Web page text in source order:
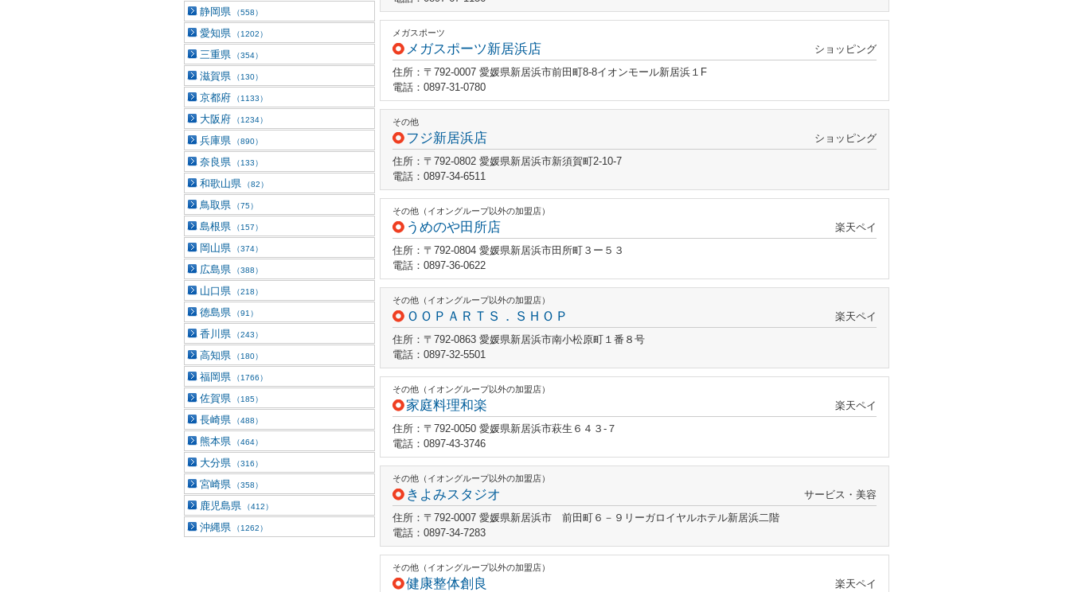
メガスポーツ
メガスポーツ新居浜店
ショッピング
住所：〒792-0007 愛媛県新居浜市前田町8-8イオンモール新居浜１F
電話：0897-31-0780
その他
フジ新居浜店
ショッピング
住所：〒792-0802 愛媛県新居浜市新須賀町2-10-7
電話：0897-34-6511
その他（イオングループ以外の加盟店）
うめのや田所店
楽天ペイ
住所：〒792-0804 愛媛県新居浜市田所町３ー５３
電話：0897-36-0622
その他（イオングループ以外の加盟店）
ＯＯＰＡＲＴＳ．ＳＨＯＰ
楽天ペイ
住所：〒792-0863 愛媛県新居浜市南小松原町１番８号
電話：0897-32-5501
その他（イオングループ以外の加盟店）
家庭料理和楽
楽天ペイ
住所：〒792-0050 愛媛県新居浜市萩生６４３‐７
電話：0897-43-3746
その他（イオングループ以外の加盟店）
きよみスタジオ
サービス・美容
住所：〒792-0007 愛媛県新居浜市 前田町６－９リーガロイヤルホテル新居浜二階
電話：0897-34-7283
その他（イオングループ以外の加盟店）
健康整体創良
楽天ペイ
静岡県 （558）
愛知県 （1202）
三重県 （354）
滋賀県 （130）
京都府 （1133）
大阪府 （1234）
兵庫県 （890）
奈良県 （133）
和歌山県 （82）
鳥取県 （75）
島根県 （157）
岡山県 （374）
広島県 （388）
山口県 （218）
徳島県 （91）
香川県 （243）
高知県 （180）
福岡県 （1766）
佐賀県 （185）
長崎県 （488）
熊本県 （464）
大分県 （316）
宮崎県 （358）
鹿児島県 （412）
沖縄県 （1262）